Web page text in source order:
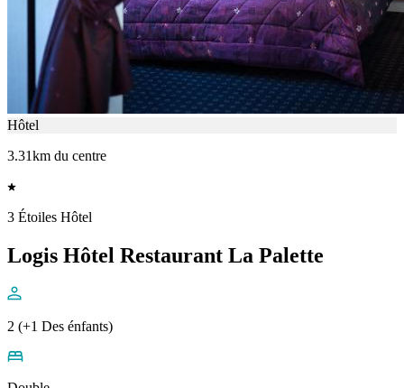
Hôtel
3.31km du centre
3 Étoiles Hôtel
Logis Hôtel Restaurant La Palette
2 (+1 Des énfants)